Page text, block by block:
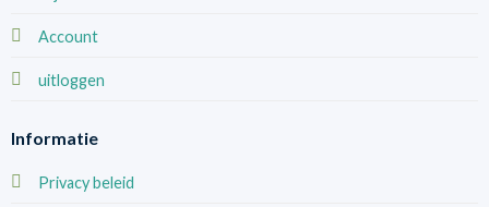
Account
uitloggen
Informatie
Privacy beleid